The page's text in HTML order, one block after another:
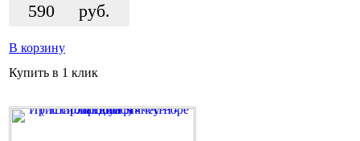
590 руб.
В корзину
Купить в 1 клик